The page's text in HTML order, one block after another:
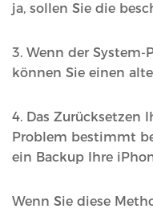
ja, sollen Sie die
3. Wenn der System-
können Sie einen
4. Das Zurücksetzen
Problem bestimmt
ein Backup Ihre
Wenn Sie diese